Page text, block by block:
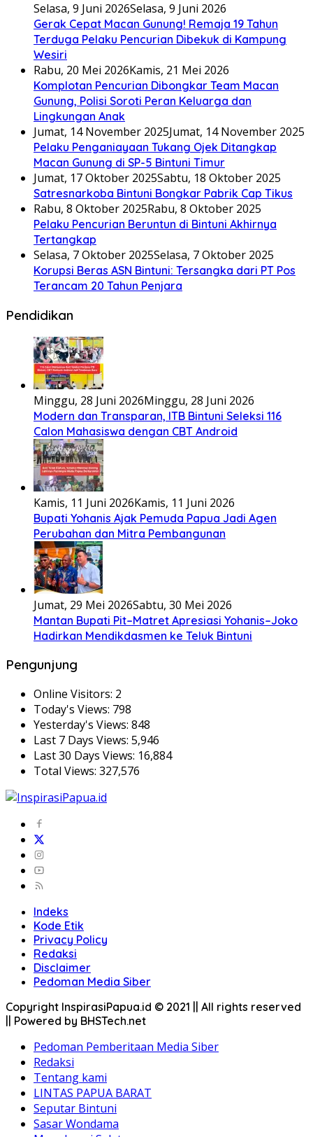
Selasa, 9 Juni 2026Selasa, 9 Juni 2026
Gerak Cepat Macan Gunung! Remaja 19 Tahun
Terduga Pelaku Pencurian Dibekuk di Kampung
Wesiri
Rabu, 20 Mei 2026Kamis, 21 Mei 2026
Komplotan Pencurian Dibongkar Team Macan
Gunung, Polisi Soroti Peran Keluarga dan
Lingkungan Anak
Jumat, 14 November 2025Jumat, 14 November 2025
Pelaku Penganiayaan Tukang Ojek Ditangkap
Macan Gunung di SP-5 Bintuni Timur
Jumat, 17 Oktober 2025Sabtu, 18 Oktober 2025
Satresnarkoba Bintuni Bongkar Pabrik Cap Tikus
Rabu, 8 Oktober 2025Rabu, 8 Oktober 2025
Pelaku Pencurian Beruntun di Bintuni Akhirnya
Tertangkap
Selasa, 7 Oktober 2025Selasa, 7 Oktober 2025
Korupsi Beras ASN Bintuni: Tersangka dari PT Pos
Terancam 20 Tahun Penjara
Pendidikan
Minggu, 28 Juni 2026Minggu, 28 Juni 2026
Modern dan Transparan, ITB Bintuni Seleksi 116
Calon Mahasiswa dengan CBT Android
Kamis, 11 Juni 2026Kamis, 11 Juni 2026
Bupati Yohanis Ajak Pemuda Papua Jadi Agen
Perubahan dan Mitra Pembangunan
Jumat, 29 Mei 2026Sabtu, 30 Mei 2026
Mantan Bupati Pit–Matret Apresiasi Yohanis–Joko
Hadirkan Mendikdasmen ke Teluk Bintuni
Pengunjung
Online Visitors: 2
Today's Views: 798
Yesterday's Views: 848
Last 7 Days Views: 5,946
Last 30 Days Views: 16,884
Total Views: 327,576
Indeks
Kode Etik
Privacy Policy
Redaksi
Disclaimer
Pedoman Media Siber
Copyright InspirasiPapua.id © 2021 || All rights reserved
|| Powered by BHSTech.net
Pedoman Pemberitaan Media Siber
Redaksi
Tentang kami
LINTAS PAPUA BARAT
Seputar Bintuni
Sasar Wondama